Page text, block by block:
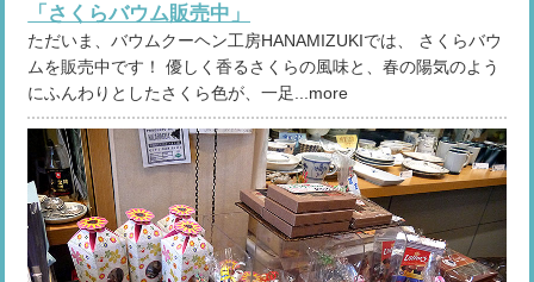
「さくらバウム販売中」
ただいま、バウムクーヘン工房HANAMIZUKIでは、 さくらバウ
ムを販売中です！ 優しく香るさくらの風味と、春の陽気のよう
にふんわりとしたさくら色が、一足...more